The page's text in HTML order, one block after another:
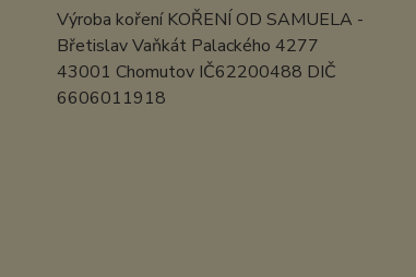
Výroba koření KOŘENÍ OD SAMUELA -
Břetislav Vaňkát Palackého 4277
43001 Chomutov IČ62200488 DIČ
6606011918